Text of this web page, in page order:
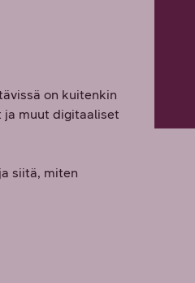
on kuitenkin
ja muut digitaaliset
siitä, miten